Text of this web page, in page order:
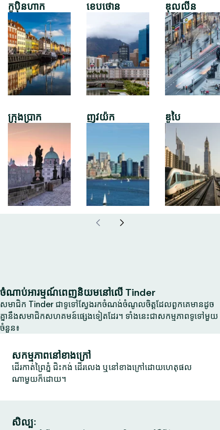
កូប៉ិនហាក
ក្រុងប្រាក
ខេបថោន
ញូវយ៉ក
ឌុលលីន
ឌូបៃ
ចំណាប់អារម្មណ៍ពេញនិយមនៅលើ Tinder
សមាជិក Tinder ជាទូទៅស្វែងរកចំណង់ចំណូលចិត្តដែលពួកគេមានដូច
គ្នានឹងសមាជិកសហគមន៍ផ្សេងទៀតដែរ។ ទាំងនេះជាសកម្មភាពទូទៅមួយ
ចំនួន៖
សកម្មភាពនៅខាងក្រៅ
ដើរកាត់ព្រៃភ្នំ ជិះកង់ ដើរលេង ឬនៅខាងក្រៅដោយហេតុផល
ណាមួយក៏ដោយ។
សិល្បៈ